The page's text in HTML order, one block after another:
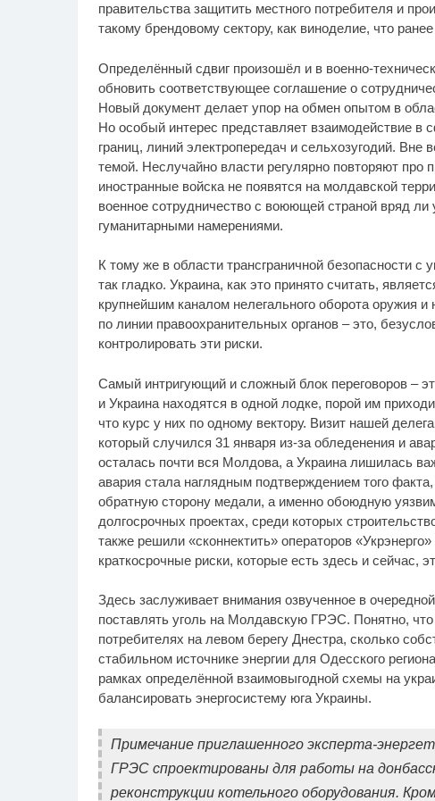
правительства защитить местного потребителя и
такому брендовому сектору, как виноделие, что
Определённый сдвиг произошёл и в военно-
обновить соответствующее соглашение о
Новый документ делает упор на обмен опытом в
Но особый интерес представляет взаимодействие в
границ, линий электропередач и сельхозугодий. Вне
темой. Неслучайно власти регулярно повторяют про
иностранные войска не появятся на молдавской
военное сотрудничество с воюющей страной вряд
гуманитарными намерениями.
К тому же в области трансграничной безопасности с
так гладко. Украина, как это принято считать,
крупнейшим каналом нелегального оборота оружия и
по линии правоохранительных органов – это,
контролировать эти риски.
Самый интригующий и сложный блок переговоров –
и Украина находятся в одной лодке, порой им
что курс у них по одному вектору. Визит нашей
который случился 31 января из-за обледенения и
осталась почти вся Молдова, а Украина лишилась
авария стала наглядным подтверждением того
обратную сторону медали, а именно обоюдную
долгосрочных проектах, среди которых
также решили «сконнектить» операторов
краткосрочные риски, которые есть здесь и сейчас,
Здесь заслуживает внимания озвученное в
поставлять уголь на Молдавскую ГРЭС. Понятно,
потребителях на левом берегу Днестра, сколько
стабильном источнике энергии для Одесского
рамках определённой взаимовыгодной схемы на
балансировать энергосистему юга Украины.
Примечание приглашенного эксперта-
ГРЭС спроектированы для работы на
реконструкции котельного оборудования.